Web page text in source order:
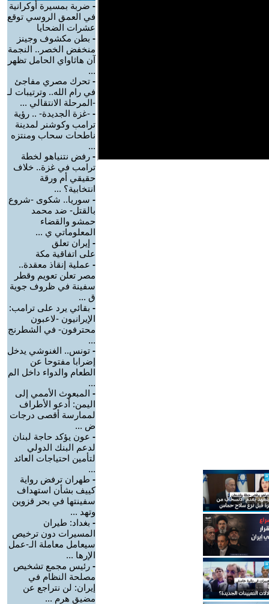
- ضربة بمسيرة أوكرانية
في العمق الروسي توقع
عشرات الضحايا
- بطن مكشوف وجينز
منخفض الخصر.. النجمة
آن هاثاواي الحامل تظهر
...
- تحرك مصري مفاجئ
في رام الله.. وترتيبات لـ
-المرحلة الانتقالي ...
- -غزة الجديدة- .. رؤية
ترامب وكوشنر لمدينة
ناطحات سحاب ومنتزه
...
- رفض نتنياهو لخطة
ترامب في غزة.. خلاف
حقيقي أم ورقة
انتخابية؟ ...
- سوريا.. شكوى -شروع
بالقتل- ضد محمد
حمشو والقضاء
المعلوماتي ي ...
- إيران تعلق
على اتفاقية مكة
- عملية إنقاذ معقدة..
مصر تعلن تعويم وقطر
سفينة في ظروف جوية
ق ...
- بقائي يرد على ترامب:
الإيرانيون -لاعبون
محترفون- في الشطرنج
...
- تونس.. الغنوشي يدخل
إضرابا مفتوحا عن
الطعام والدواء داخل الم
...
- ‏المبعوث الأممي إلى
اليمن: أدعو الأطراف
لممارسة أقصى درجات
ض ...
- عون يؤكد حاجة لبنان
لدعم البنك الدولي
لتأمين احتياجات العائد
...
- طهران ترفض رواية
كييف بشأن استهداف
سفينتها في بحر قزوين
وتهد ...
- بغداد: طيران
المسيرات دون ترخيص
سيعامل معاملة الـ-عمل
الإرها ...
- رئيس مجمع تشخيص
مصلحة النظام في
إيران: لن نتراجع عن
مضيق هرم ...